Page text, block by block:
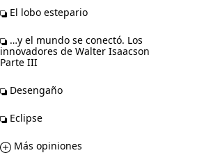
El lobo estepario
…y el mundo se conectó. Los
innovadores de Walter Isaacson
Parte III
Desengaño
Eclipse
Más opiniones